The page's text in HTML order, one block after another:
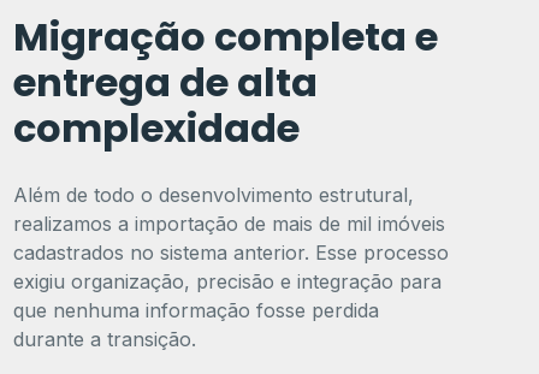
Migração completa e
entrega de alta
complexidade
Além de todo o desenvolvimento estrutural,
realizamos a importação de mais de mil imóveis
cadastrados no sistema anterior. Esse processo
exigiu organização, precisão e integração para
que nenhuma informação fosse perdida
durante a transição.